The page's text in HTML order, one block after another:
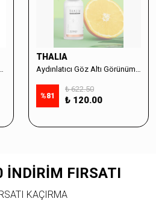
THALIA
%81
₺ 622.50
₺ 120.00
İNDİRİM FIRSATI
KAÇIRMA